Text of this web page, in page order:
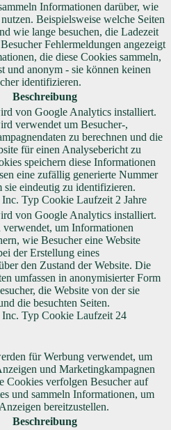
Informationen darüber, wie
Beispielsweise welche Seiten
wie lange besuchen, die Ladezeit
Fehlermeldungen angezeigt
die diese Cookies sammeln,
und anonym - sie können keinen
identifizieren.
Beschreibung
von Google Analytics installiert.
verwendet um Besucher-,
zu berechnen und die
für einen Analysebericht zu
speichern diese Informationen
eine zufällig generierte Nummer
sie eindeutig zu identifizieren.
Typ Cookie Laufzeit 2 Jahre
von Google Analytics installiert.
um Informationen
wie Besucher eine Website
der Erstellung eines
den Zustand der Website. Die
umfassen in anonymisierter Form
die Website von der sie
die besuchten Seiten.
Typ Cookie Laufzeit 24
für Werbung verwendet, um
und Marketingkampagnen
Cookies verfolgen Besucher auf
und sammeln Informationen, um
bereitzustellen.
Beschreibung